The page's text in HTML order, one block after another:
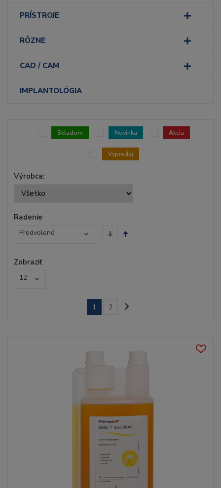
PRÍSTROJE
RÔZNE
CAD / CAM
IMPLANTOLÓGIA
Výrobca:
Skladom Novinka Akcia
Výpredaj
Radenie
Predvolené
Zobraziť
12
1 2